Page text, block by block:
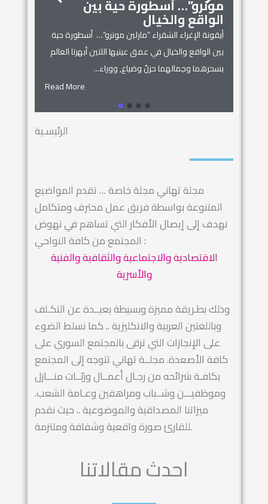
مونرو”… أسطورة حية بين
الواقع والخيال
أيقونة الإغراء الشقراء “مارلين مونرو”… أسطورة حية
بين الواقع والخيال في عمق عينيها اللتين أبهرتا العالم
بسحرهما وجمالهما حزنٌ وضياع, ووراء...
Read More
الرئيسـية
مجلة تهاني مجلة خاصة … تقدم المواضيع
المتنوعة بواسطة فريق عمل محترف ومتكامل
نهدف إلى إيصال الأفكار التي تساهم في نهوض
المجتمع من كافة النواحي :
الاقتصادية والاجتماعية والثقافية والفنية
والأسرية
وذلك بطـريقة مميزة وبسيطة بعيــدة عن التكـلف
وباللغتين العربية والانكليزية .. كما نسلط الضوء
على الإنجازات التي ترقى بالمجتمع السوري على
كافة الأصعدة. مجلــة تهاني تتوجه إلى المجتمع
بكافـة شرائحه من رجـال أعمــال وربّــات منـــازل
وموظفيـــن وشــباب ومراهقين وعـامة الشعب.
ميزاتنا المصداقية والموضوعية .. حيث نقدم
للقارئ صورة واقعية وشفافة وملتزمة.
احدث مقالاتنا